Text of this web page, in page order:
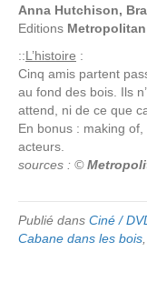
Anna Hutchison,
Editions
::L’histoire :
Cinq amis partent
au fond des bois. Ils
attend, ni de ce que
En bonus : making
acteurs.
sources : ©
Publié dans Ciné /
Cabane dans les bois